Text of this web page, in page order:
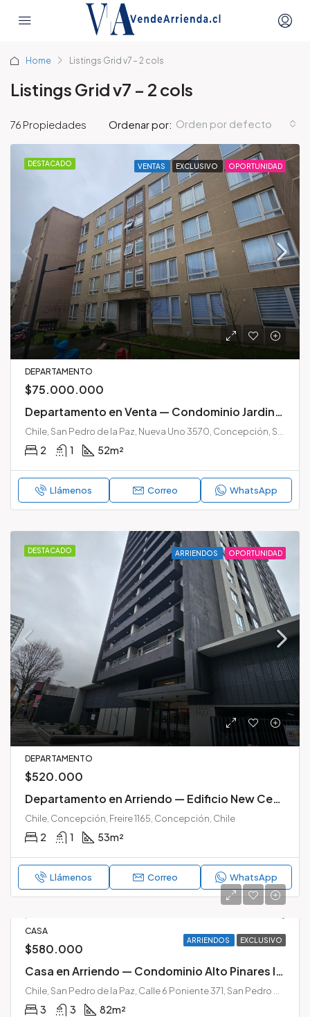
Home Listings Grid v7 – 2 cols
Listings Grid v7 – 2 cols
76 Propiedades Ordenar por: Orden por defecto
DESTACADO VENTAS EXCLUSIVO OPORTUNIDAD
DEPARTAMENTO
$75.000.000
Departamento en Venta — Condominio Jardines de San Pedro II, San Pedro de la Paz
2 1 52m²
Llámenos Correo WhatsApp
DESTACADO ARRIENDOS OPORTUNIDAD
DEPARTAMENTO
$520.000
Departamento en Arriendo — Edificio New Center, Pleno Centro de Concepción
Chile, Concepción, Freire 1165, Concepción, Chile
2 1 53m²
Llámenos Correo WhatsApp
ARRIENDOS EXCLUSIVO
CASA
$580.000
Casa en Arriendo — Condominio Alto Pinares II, San Pedro de la Paz
3 3 82m²